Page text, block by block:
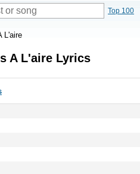
Top 100
L'aire
A L'aire Lyrics